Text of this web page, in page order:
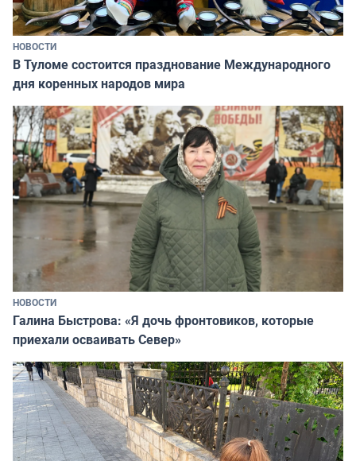
НОВОСТИ
В Туломе состоится празднование Международного
дня коренных народов мира
НОВОСТИ
Галина Быстрова: «Я дочь фронтовиков, которые
приехали осваивать Север»